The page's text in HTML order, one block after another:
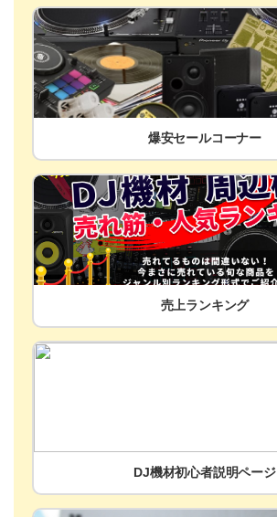
爆安セールコーナー
売上ランキング
DJ機材初心者説明ページ